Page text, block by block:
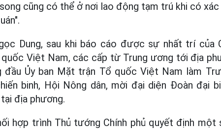
cũng có thể ở nơi lao động tạm trú khi có xác
Dung, sau khi báo cáo được sự nhất trí của
Việt Nam, các cấp từ Trung ương tới địa
Ủy ban Mặt trận Tổ quốc Việt Nam làm
binh, Hội Nông dân, mời đại diện Đoàn đại
địa phương.
hợp trình Thủ tướng Chính phủ quyết định một